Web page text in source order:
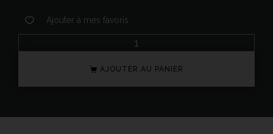
Ajouter à mes favoris
AJOUTER AU PANIER